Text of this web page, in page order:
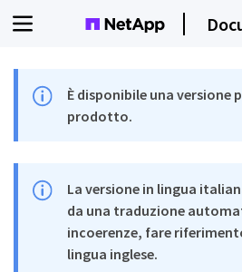
È disponibile una versione
prodotto.
La versione in lingua
da una traduzione
incoerenze, fare
lingua inglese.